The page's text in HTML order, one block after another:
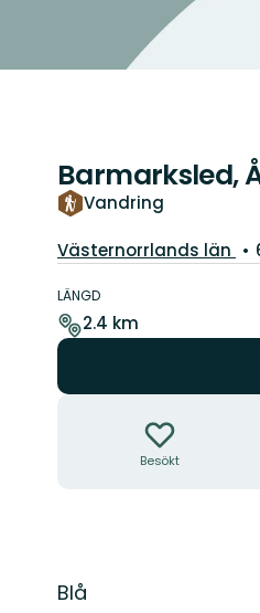
Barmarksled,
Vandring
Län:
Västernorrlands län
om
leden
LÄNGD
2.4 km
Besökt
Beskrivning
Blå